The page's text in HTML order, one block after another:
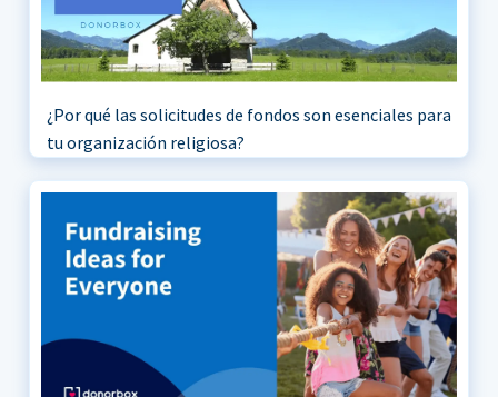
¿Por qué las solicitudes de fondos son esenciales para
tu organización religiosa?